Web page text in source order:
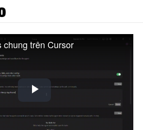
Play
Video
chung trên Cursor